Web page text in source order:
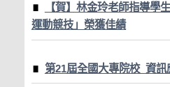
【賀】林金玲老師指導學
運動競技」榮獲佳績
第21屆全國大專院校 資訊